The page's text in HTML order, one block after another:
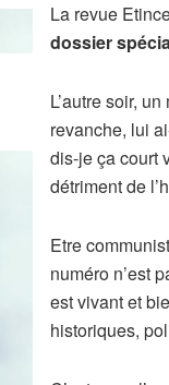
La revue
dossier
L’autre soir,
revanche, lui
dis-je ça court
détriment de
Etre
numéro n’est
est vivant et
historiques,